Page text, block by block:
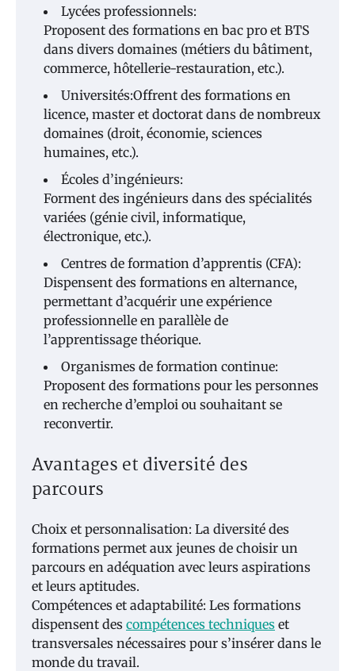
Lycées professionnels:
Proposent des formations en bac pro et BTS
dans divers domaines (métiers du bâtiment,
commerce, hôtellerie-restauration, etc.).
Universités:Offrent des formations en
licence, master et doctorat dans de nombreux
domaines (droit, économie, sciences
humaines, etc.).
Écoles d’ingénieurs:
Forment des ingénieurs dans des spécialités
variées (génie civil, informatique,
électronique, etc.).
Centres de formation d’apprentis (CFA):
Dispensent des formations en alternance,
permettant d’acquérir une expérience
professionnelle en parallèle de
l’apprentissage théorique.
Organismes de formation continue:
Proposent des formations pour les personnes
en recherche d’emploi ou souhaitant se
reconvertir.
Avantages et diversité des
parcours
Choix et personnalisation: La diversité des
formations permet aux jeunes de choisir un
parcours en adéquation avec leurs aspirations
et leurs aptitudes.
Compétences et adaptabilité: Les formations
dispensent des compétences techniques et
transversales nécessaires pour s’insérer dans le
monde du travail.